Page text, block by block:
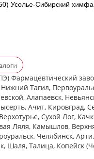
Усолье-Сибирский
Усолье-Сибирский
банка ПЭ)
Фармацевтический
Тагил,
Алапаевск,
Ачит, Кировград,
Сухой Лог,
Ляля, Камышлов,
Челябинск,
Шаля, Талица, Копейск